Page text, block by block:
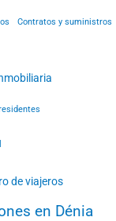
Contratos y suministros
de viajeros
en Dénia